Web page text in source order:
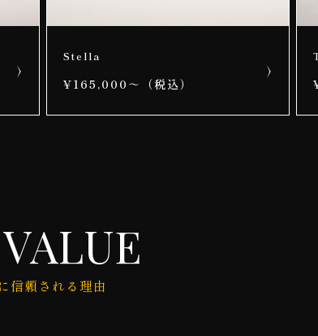
Stella
¥165,000～（税込）
信頼される理由